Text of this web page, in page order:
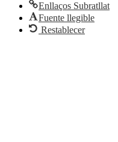
Enllaços Subratllat
Fuente llegible
Restablecer